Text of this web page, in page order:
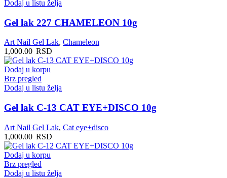
Dodaj u listu želja
Gel lak 227 CHAMELEON 10g
Art Nail Gel Lak, Chameleon
1,000.00 RSD
Dodaj u korpu
Brz pregled
Dodaj u listu želja
Gel lak C-13 CAT EYE+DISCO 10g
Art Nail Gel Lak, Cat eye+disco
1,000.00 RSD
Dodaj u korpu
Brz pregled
Dodaj u listu želja